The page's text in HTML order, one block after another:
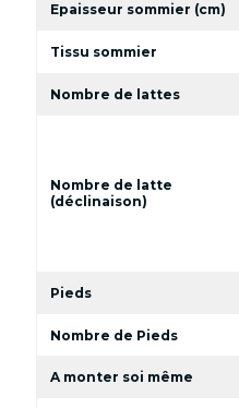
Epaisseur sommier (cm)
Tissu sommier
Nombre de lattes
Nombre de latte
(déclinaison)
Pieds
Nombre de Pieds
A monter soi même